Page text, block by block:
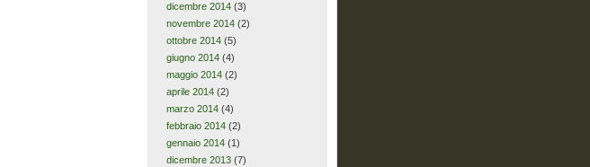
dicembre 2014(3)
novembre 2014(2)
ottobre 2014(5)
giugno 2014(4)
maggio 2014(2)
aprile 2014(2)
marzo 2014(4)
febbraio 2014(2)
gennaio 2014(1)
dicembre 2013(7)